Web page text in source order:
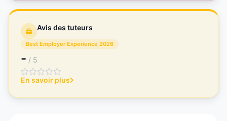
Avis des tuteurs
Best Employer Experience 2026
- / 5
En savoir plus